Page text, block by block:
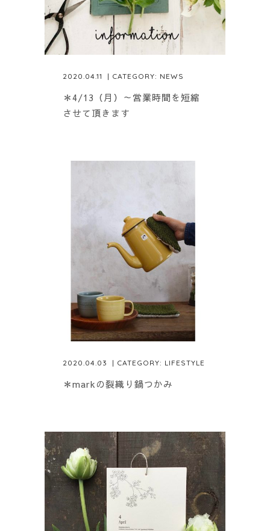
2020.04.11 | CATEGORY: NEWS
＊4/13（月）～営業時間を短縮
させて頂きます
2020.04.03 | CATEGORY: LIFESTYLE
＊markの裂織り鍋つかみ